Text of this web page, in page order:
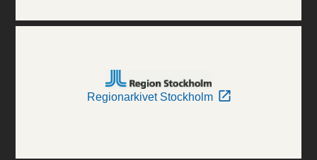
Regionarkivet Stockholm